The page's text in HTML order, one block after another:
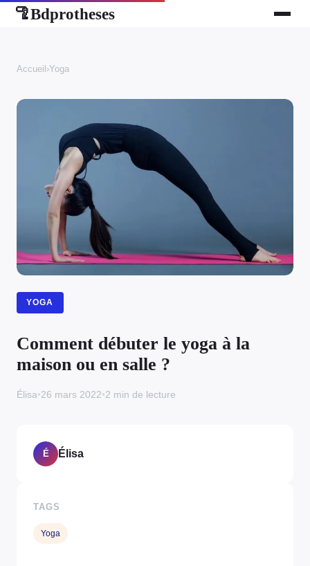
🦿Bdprotheses
Accueil ›Yoga
YOGA
Comment débuter le yoga à la
maison ou en salle ?
Élisa•26 mars 2022•2 min de lecture
É Élisa
TAGS
Yoga